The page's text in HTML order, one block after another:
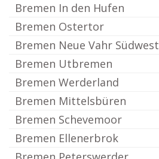
Bremen In den Hufen
Bremen Ostertor
Bremen Neue Vahr Südwest
Bremen Utbremen
Bremen Werderland
Bremen Mittelsbüren
Bremen Schevemoor
Bremen Ellenerbrok